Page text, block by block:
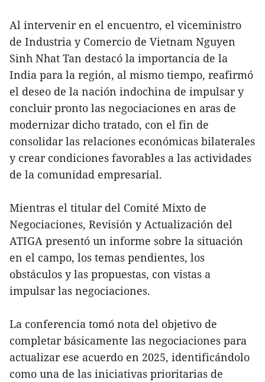
Al intervenir en el encuentro, el viceministro
de Industria y Comercio de Vietnam Nguyen
Sinh Nhat Tan destacó la importancia de la
India para la región, al mismo tiempo, reafirmó
el deseo de la nación indochina de impulsar y
concluir pronto las negociaciones en aras de
modernizar dicho tratado, con el fin de
consolidar las relaciones económicas bilaterales
y crear condiciones favorables a las actividades
de la comunidad empresarial.
Mientras el titular del Comité Mixto de
Negociaciones, Revisión y Actualización del
ATIGA presentó un informe sobre la situación
en el campo, los temas pendientes, los
obstáculos y las propuestas, con vistas a
impulsar las negociaciones.
La conferencia tomó nota del objetivo de
completar básicamente las negociaciones para
actualizar ese acuerdo en 2025, identificándolo
como una de las iniciativas prioritarias de